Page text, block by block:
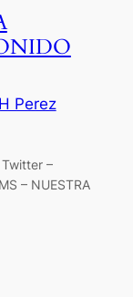
Perez
–
– NUESTRA